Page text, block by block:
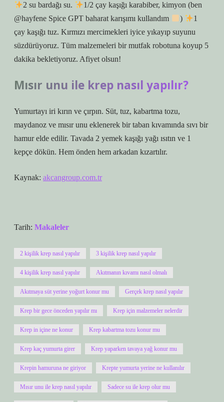
2 su bardağı su.
1/2 çay kaşığı karabiber, kimyon (ben
@hayfene Spice GPT baharat karışımı kullandım
)
1
çay kaşığı tuz. Kırmızı mercimekleri iyice yıkayıp suyunu
süzdürüyoruz. Tüm malzemeleri bir mutfak robotuna koyup 5
dakika bekletiyoruz. Afiyet olsun!
Mısır unu ile krep nasıl yapılır?
Yumurtayı iri kırın ve çırpın. Süt, tuz, kabartma tozu,
maydanoz ve mısır unu eklenerek bir taban kıvamında sıvı bir
hamur elde edilir. Tavada 2 yemek kaşığı yağı ısıtın ve 1
kepçe dökün. Hem önden hem arkadan kızartılır.
Kaynak: akcangroup.com.tr
Tarih: Makaleler
2 kişilik krep nasıl yapılır 3 kişilik krep nasıl yapılır
4 kişilik krep nasıl yapılır Akıtmanın kıvamı nasıl olmalı
Akıtmaya süt yerine yoğurt konur mu Gerçek krep nasıl yapılır
Krep bir gece önceden yapılır mı Krep için malzemeler nelerdir
Krep in içine ne konur Krep kabartma tozu konur mu
Krep kaç yumurta girer Krep yaparken tavaya yağ konur mu
Krepin hamuruna ne giriyor Krepte yumurta yerine ne kullanılır
Mısır unu ile krep nasıl yapılır Sadece su ile krep olur mu